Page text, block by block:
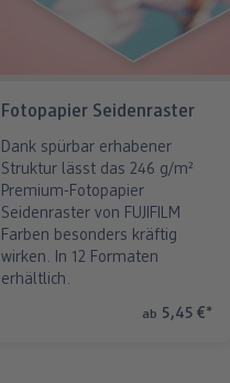
Fotopapier Seidenraster
Dank spürbar erhabener
Struktur lässt das 246 g/m²
Premium-Fotopapier
Seidenraster von FUJIFILM
Farben besonders kräftig
wirken. In 12 Formaten
erhältlich.
ab 5,45 €*